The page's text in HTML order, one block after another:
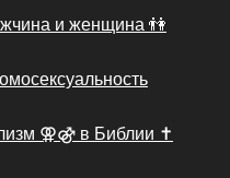
и женщина 👫
⚢⚣ в Библии ✝️